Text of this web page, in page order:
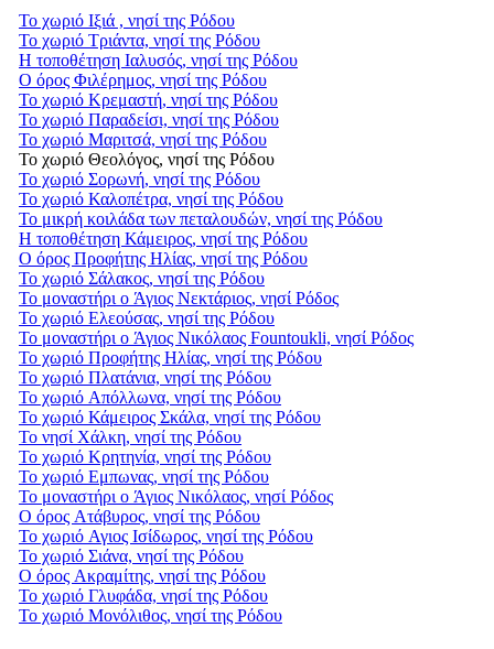
Το χωριό Ιξιά , νησί της Ρόδου
Το χωριό Τριάντα, νησί της Ρόδου
Η τοποθέτηση Ιαλυσός, νησί της Ρόδου
Ο όρος Φιλέρημος, νησί της Ρόδου
Το χωριό Κρεμαστή, νησί της Ρόδου
Το χωριό Παραδείσι, νησί της Ρόδου
Το χωριό Μαριτσά, νησί της Ρόδου
Το χωριό Θεολόγος, νησί της Ρόδου
Το χωριό Σορωνή, νησί της Ρόδου
Το χωριό Καλοπέτρα, νησί της Ρόδου
Το μικρή κοιλάδα των πεταλουδών, νησί της Ρόδου
Η τοποθέτηση Κάμειρος, νησί της Ρόδου
Ο όρος Προφήτης Ηλίας, νησί της Ρόδου
Το χωριό Σάλακος, νησί της Ρόδου
Το μοναστήρι ο Άγιος Νεκτάριος, νησί Ρόδος
Το χωριό Ελεούσας, νησί της Ρόδου
Το μοναστήρι ο Άγιος Νικόλαος Fountoukli, νησί Ρόδος
Το χωριό Προφήτης Ηλίας, νησί της Ρόδου
Το χωριό Πλατάνια, νησί της Ρόδου
Το χωριό Απόλλωνα, νησί της Ρόδου
Το χωριό Κάμειρος Σκάλα, νησί της Ρόδου
Το νησί Χάλκη, νησί της Ρόδου
Το χωριό Κρητηνία, νησί της Ρόδου
Το χωριό Εμπωνας, νησί της Ρόδου
Το μοναστήρι ο Άγιος Νικόλαος, νησί Ρόδος
Ο όρος Ατάβυρος, νησί της Ρόδου
Το χωριό Αγιος Ισίδωρος, νησί της Ρόδου
Το χωριό Σιάνα, νησί της Ρόδου
Ο όρος Ακραμίτης, νησί της Ρόδου
Το χωριό Γλυφάδα, νησί της Ρόδου
Το χωριό Μονόλιθος, νησί της Ρόδου